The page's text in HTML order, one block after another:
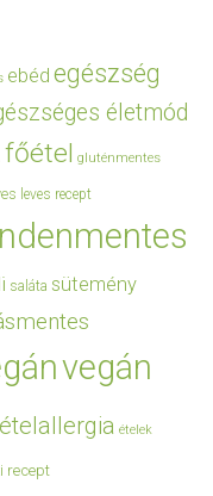
ebéd egészség
életmód
főétel gluténmentes
leves recept
saláta sütemény
vegán
ételallergia ételek
recept